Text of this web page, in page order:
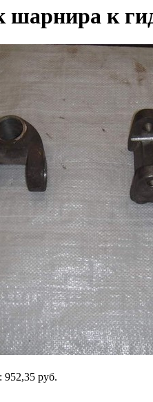
шарнира к
руб.